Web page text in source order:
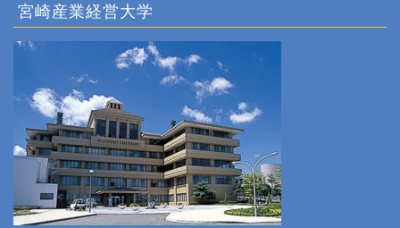
宮崎産業経営大学